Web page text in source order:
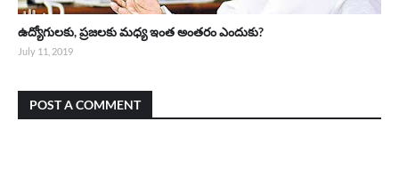
ఉద్యోగులకు, ప్రజలకు మధ్య ఇంత అంతరం ఎందుకు?
July 11, 2019
POST A COMMENT